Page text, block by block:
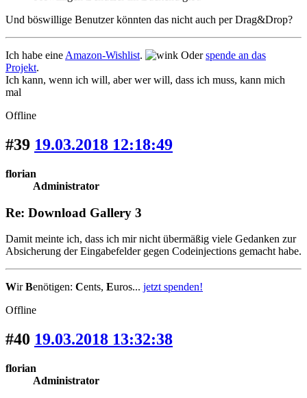
Und böswillige Benutzer könnten das nicht auch per Drag&Drop?
Ich habe eine Amazon-Wishlist. Oderspende an das
Projekt.
Ich kann, wenn ich will, aber wer will, dass ich muss, kann mich
mal
Offline
#39 19.03.2018 12:18:49
florian
Administrator
Re: Download Gallery 3
Damit meinte ich, dass ich mir nicht übermäßig viele Gedanken zur
Absicherung der Eingabefelder gegen Codeinjections gemacht habe.
WirBenötigen: Cents, Euros... jetzt spenden!
Offline
#40 19.03.2018 13:32:38
florian
Administrator